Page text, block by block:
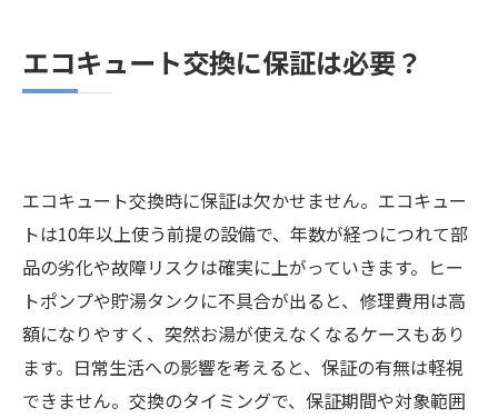
エコキュート交換に保証は必要？
エコキュート交換時に保証は欠かせません。エコキュー
トは10年以上使う前提の設備で、年数が経つにつれて部
品の劣化や故障リスクは確実に上がっていきます。ヒー
トポンプや貯湯タンクに不具合が出ると、修理費用は高
額になりやすく、突然お湯が使えなくなるケースもあり
ます。日常生活への影響を考えると、保証の有無は軽視
できません。交換のタイミングで、保証期間や対象範囲